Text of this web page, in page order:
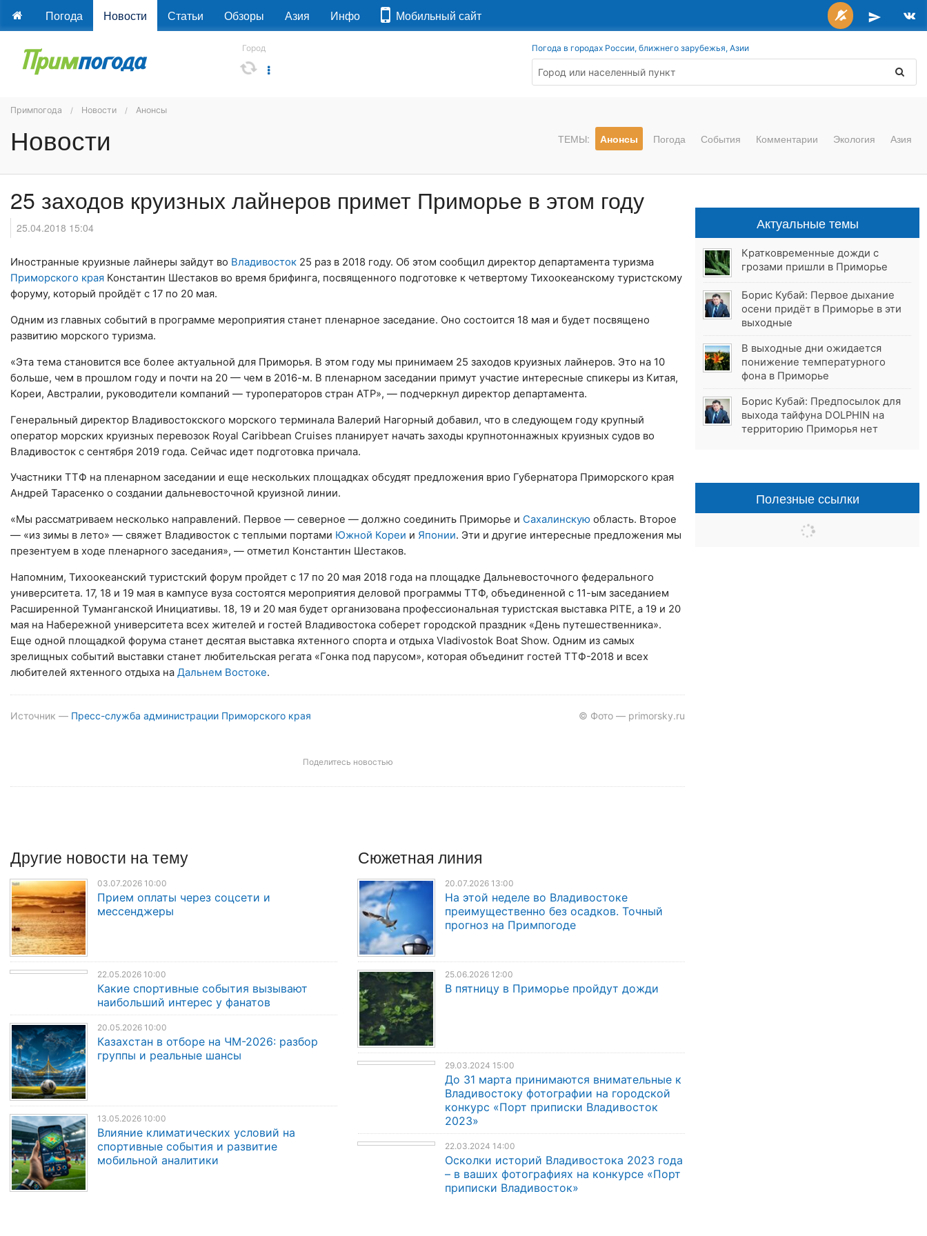
Погода Новости Статьи Обзоры Азия Инфо Мобильный сайт
Город Погода в городах России, ближнего зарубежья, Азии
Примпогода Новости Анонсы
Новости ТЕМЫ: Анонсы Погода События Комментарии Экология Азия
25 заходов круизных лайнеров примет Приморье в этом году
25.04.2018 15:04
Иностранные круизные лайнеры зайдут во Владивосток 25 раз в 2018 году. Об этом сообщил директор департамента туризма
Приморского края Константин Шестаков во время брифинга, посвященного подготовке к четвертому Тихоокеанскому туристскому
форуму, который пройдёт с 17 по 20 мая.
Одним из главных событий в программе мероприятия станет пленарное заседание. Оно состоится 18 мая и будет посвящено
развитию морского туризма.
«Эта тема становится все более актуальной для Приморья. В этом году мы принимаем 25 заходов круизных лайнеров. Это на 10
больше, чем в прошлом году и почти на 20 — чем в 2016-м. В пленарном заседании примут участие интересные спикеры из Китая,
Кореи, Австралии, руководители компаний — туроператоров стран АТР», — подчеркнул директор департамента.
Генеральный директор Владивостокского морского терминала Валерий Нагорный добавил, что в следующем году крупный
оператор морских круизных перевозок Royal Caribbean Cruises планирует начать заходы крупнотоннажных круизных судов во
Владивосток с сентября 2019 года. Сейчас идет подготовка причала.
Участники ТТФ на пленарном заседании и еще нескольких площадках обсудят предложения врио Губернатора Приморского края
Андрей Тарасенко о создании дальневосточной круизной линии.
«Мы рассматриваем несколько направлений. Первое — северное — должно соединить Приморье и Сахалинскую область. Второе
— «из зимы в лето» — свяжет Владивосток с теплыми портами Южной Кореи и Японии. Эти и другие интересные предложения мы
презентуем в ходе пленарного заседания», — отметил Константин Шестаков.
Напомним, Тихоокеанский туристский форум пройдет с 17 по 20 мая 2018 года на площадке Дальневосточного федерального
университета. 17, 18 и 19 мая в кампусе вуза состоятся мероприятия деловой программы ТТФ, объединенной с 11-ым заседанием
Расширенной Туманганской Инициативы. 18, 19 и 20 мая будет организована профессиональная туристская выставка PITE, а 19 и 20
мая на Набережной университета всех жителей и гостей Владивостока соберет городской праздник «День путешественника».
Еще одной площадкой форума станет десятая выставка яхтенного спорта и отдыха Vladivostok Boat Show. Одним из самых
зрелищных событий выставки станет любительская регата «Гонка под парусом», которая объединит гостей ТТФ-2018 и всех
любителей яхтенного отдыха на Дальнем Востоке.
© Фото — primorsky.ru
Источник — Пресс-служба администрации Приморского края
Поделитесь новостью
Другие новости на тему
03.07.2026 10:00
Прием оплаты через соцсети и
мессенджеры
22.05.2026 10:00
Какие спортивные события вызывают
наибольший интерес у фанатов
20.05.2026 10:00
Казахстан в отборе на ЧМ-2026: разбор
группы и реальные шансы
13.05.2026 10:00
Влияние климатических условий на
спортивные события и развитие
мобильной аналитики
Сюжетная линия
20.07.2026 13:00
На этой неделе во Владивостоке
преимущественно без осадков. Точный
прогноз на Примпогоде
25.06.2026 12:00
В пятницу в Приморье пройдут дожди
29.03.2024 15:00
До 31 марта принимаются внимательные к
Владивостоку фотографии на городской
конкурс «Порт приписки Владивосток
2023»
22.03.2024 14:00
Осколки историй Владивостока 2023 года
– в ваших фотографиях на конкурсе «Порт
приписки Владивосток»
Актуальные темы
Кратковременные дожди с
грозами пришли в Приморье
Борис Кубай: Первое дыхание
осени придёт в Приморье в эти
выходные
В выходные дни ожидается
понижение температурного
фона в Приморье
Борис Кубай: Предпосылок для
выхода тайфуна DOLPHIN на
территорию Приморья нет
Полезные ссылки